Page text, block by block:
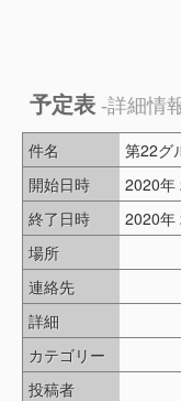
予定表 -詳細情
件名
第22グ
開始日時
2020
終了日時
2020
場所
連絡先
詳細
カテゴリー
投稿者